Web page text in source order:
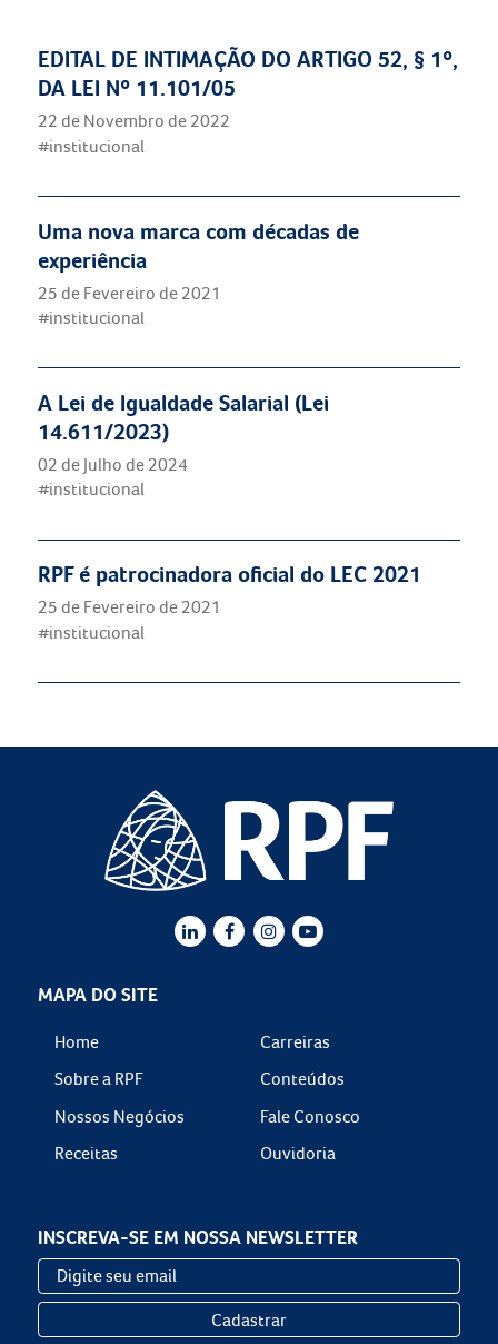
EDITAL DE INTIMAÇÃO DO ARTIGO 52, § 1º,
DA LEI Nº 11.101/05
22 de Novembro de 2022
#institucional
Uma nova marca com décadas de
experiência
25 de Fevereiro de 2021
#institucional
A Lei de Igualdade Salarial (Lei
14.611/2023)
02 de Julho de 2024
#institucional
RPF é patrocinadora oficial do LEC 2021
25 de Fevereiro de 2021
#institucional
MAPA DO SITE
Home
Sobre a RPF
Nossos Negócios
Receitas
Carreiras
Conteúdos
Fale Conosco
Ouvidoria
INSCREVA-SE EM NOSSA NEWSLETTER
Cadastrar